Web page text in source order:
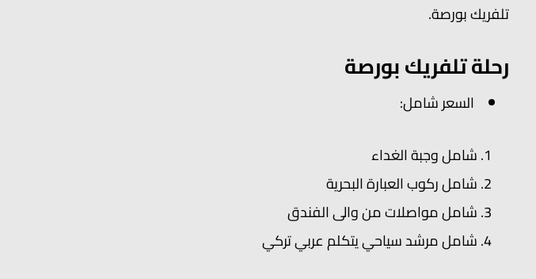
تلفريك بورصة.
رحلة تلفريك بورصة
السعر شامل:
شامل وجبة الغداء
شامل ركوب العبارة البحرية
شامل مواصلات من والى الفندق
شامل مرشد سياحي يتكلم عربي تركي